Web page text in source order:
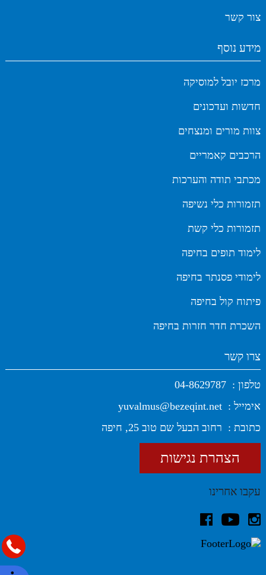
צור קשר
מידע נוסף
מרכז יובל למוסיקה
חדשות ועדכונים
צוות מורים ומנצחים
הרכבים קאמריים
מכתבי תודה והערכות
תזמורות כלי נשיפה
תזמורות כלי קשת
לימוד תופים בחיפה
לימודי פסנתר בחיפה
פיתוח קול בחיפה
השכרת חדר חזרות בחיפה
צרו קשר
טלפון : 04-8629787
אימייל : yuvalmus@bezeqint.net
כתובת : רחוב הבעל שם טוב 25, חיפה
הצהרת נגישות
עקבו אחרינו